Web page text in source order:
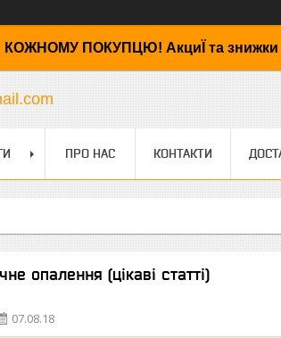
ПОКУПЦЮ! АкциЇ та знижки
ПРО НАС КОНТАКТИ
опалення (цікаві статті)
07.08.18